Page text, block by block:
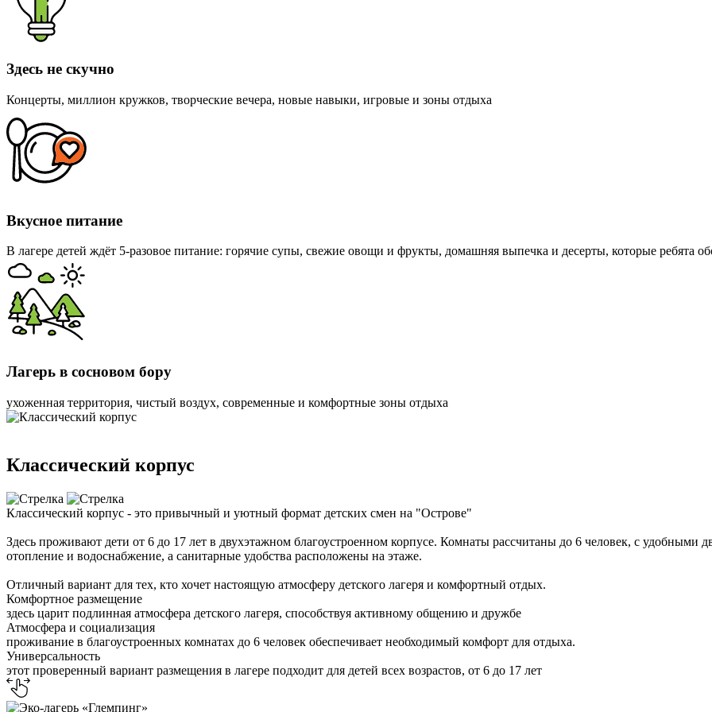
Здесь не скучно
Концерты, миллион кружков, творческие вечера, новые навыки, игровые и зоны отдыха
Вкусное питание
В лагере детей ждёт 5-разовое питание: горячие супы, свежие овощи и фрукты, домашняя выпечка и десерты, которые ребята
Лагерь в сосновом бору
ухоженная территория, чистый воздух, современные и комфортные зоны отдыха
Классический корпус
Классический корпус - это привычный и уютный формат детских смен на "Острове"
Здесь проживают дети от 6 до 17 лет в двухэтажном благоустроенном корпусе. Комнаты рассчитаны до 6 человек, с удобными
отопление и водоснабжение, а санитарные удобства расположены на этаже.
Отличный вариант для тех, кто хочет настоящую атмосферу детского лагеря и комфортный отдых.
Комфортное размещение
здесь царит подлинная атмосфера детского лагеря, способствуя активному общению и дружбе
Атмосфера и социализация
проживание в благоустроенных комнатах до 6 человек обеспечивает необходимый комфорт для отдыха.
Универсальность
этот проверенный вариант размещения в лагере подходит для детей всех возрастов, от 6 до 17 лет